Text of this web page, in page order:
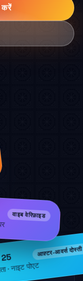
करें
वाइब वेरिफ़ाइड
25 आफ़्टर-आवर्स दोस्ती
· नाइट पोएट